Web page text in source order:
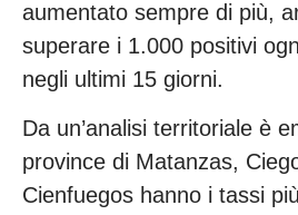
aumentato sempre di più,
superare i 1.000 positivi
negli ultimi 15 giorni.
Da un’analisi territoriale è
province di Matanzas,
Cienfuegos hanno i tassi